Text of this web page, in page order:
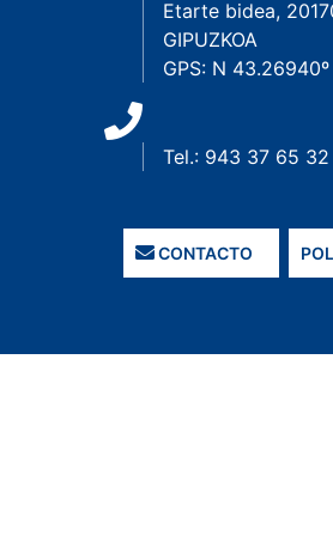
Etarte bidea,
GIPUZKOA
GPS: N
Tel.: 943 37 65 32
CONTACTO